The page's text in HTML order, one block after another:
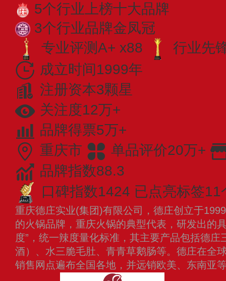
5个行业上榜十大品牌
3个行业品牌金凤冠
专业评测A+ x88
行业先
成立时间1999年
注册资本3颗星
关注度12万+
品牌得票5万+
重庆市
单品评价20万+
品牌指数88.3
口碑指数1424 已点亮标签11
重庆德庄实业(集团)有限公司，德庄创立于
的火锅品牌，重庆火锅的典型代表，研发出的
度”，统一辣度量化标准，其主要产品包括德
酒）、水三脆毛肚、青青草鹅肠等。德庄在全
销售网点遍布全国各地，并远销欧美、东南亚